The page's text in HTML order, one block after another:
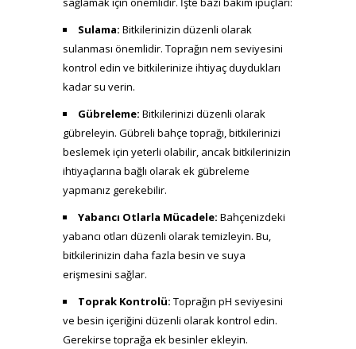
Sulama: Bitkilerinizin düzenli olarak
sulanması önemlidir. Toprağın nem seviyesini
kontrol edin ve bitkilerinize ihtiyaç duydukları
kadar su verin.
Gübreleme: Bitkilerinizi düzenli olarak
gübreleyin. Gübreli bahçe toprağı, bitkilerinizi
beslemek için yeterli olabilir, ancak bitkilerinizin
ihtiyaçlarına bağlı olarak ek gübreleme
yapmanız gerekebilir.
Yabancı Otlarla Mücadele: Bahçenizdeki
yabancı otları düzenli olarak temizleyin. Bu,
bitkilerinizin daha fazla besin ve suya
erişmesini sağlar.
Toprak Kontrolü: Toprağın pH seviyesini
ve besin içeriğini düzenli olarak kontrol edin.
Gerekirse toprağa ek besinler ekleyin.